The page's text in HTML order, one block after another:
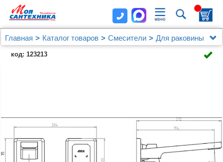
Главная Каталог товаров Смесители
Для раковины
Смеситель E.C.A. Tiera 102167605EX-KK для
раковины, хром
код: 123213